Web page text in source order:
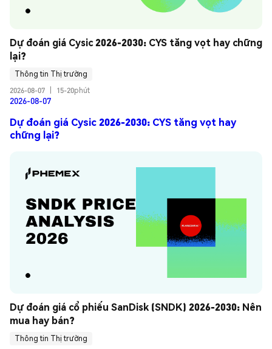
Dự đoán giá Cysic 2026-2030: CYS tăng vọt hay chững
lại?
Thông tin Thị trường
2026-08-07
15-20phút
2026-08-07
Dự đoán giá Cysic 2026-2030: CYS tăng vọt hay
chững lại?
Dự đoán giá cổ phiếu SanDisk (SNDK) 2026-2030: Nên
mua hay bán?
Thông tin Thị trường